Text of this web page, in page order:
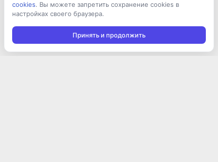
cookies. Вы можете запретить сохранение cookies в
настройках своего браузера.
Принять и продолжить